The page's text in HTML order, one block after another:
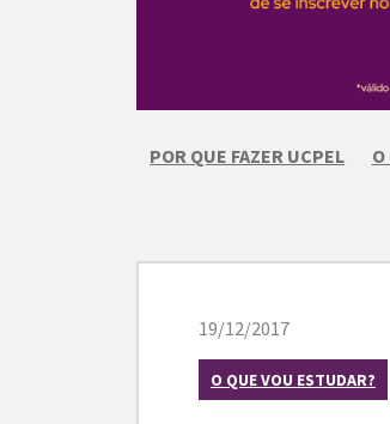
POR QUE FAZER UCPEL
19/12/2017
O QUE VOU ESTUDAR?